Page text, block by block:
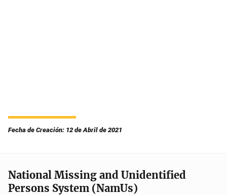
Fecha de Creación: 12 de Abril de 2021
National Missing and Unidentified
Persons System (NamUs)